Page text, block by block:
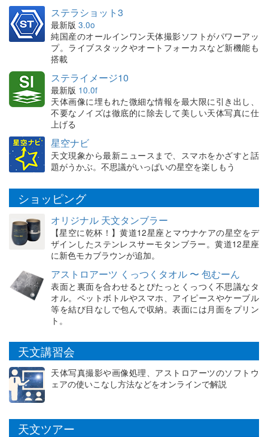
ステラショット3
最新版 3.0o
純国産のオールインワン天体撮影ソフトがパワーアッ
プ。ライブスタックやオートフォーカスなど新機能も
搭載
ステライメージ10
最新版 10.0f
天体画像に埋もれた微細な情報を最大限に引き出し、
不要なノイズは徹底的に除去して美しい天体写真に仕
上げる
星空ナビ
天文現象から最新ニュースまで、スマホをかざすと話
題がうかぶ。不思議がいっぱいの星空を楽しもう
ショッピング
オリジナル 天文タンブラー
【星空に乾杯！】黄道12星座とマウナケアの星空をデ
ザインしたステンレスサーモタンブラー。黄道12星座
に新色モカブラウンが追加。
アストロアーツ くっつくタオル 〜 包むーん
表面と裏面を合わせるとぴたっとくっつく不思議なタ
オル。ペットボトルやスマホ、アイピースやケーブル
等を結び目なしで包んで収納。表面には月面をプリン
ト。
天文講習会
天体写真撮影や画像処理、アストロアーツのソフトウ
ェアの使いこなし方法などをオンラインで解説
天文ツアー